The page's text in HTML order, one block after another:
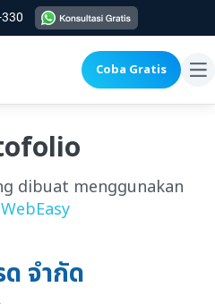
Coba Gratis
dibuat menggunakan
ด จำกัด